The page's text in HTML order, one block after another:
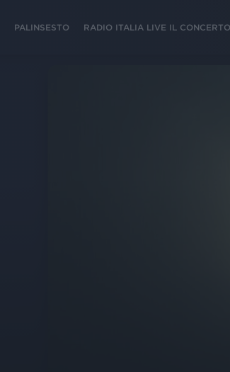
PALINSESTO RADIO ITALIA LIVE IL CONCERTO